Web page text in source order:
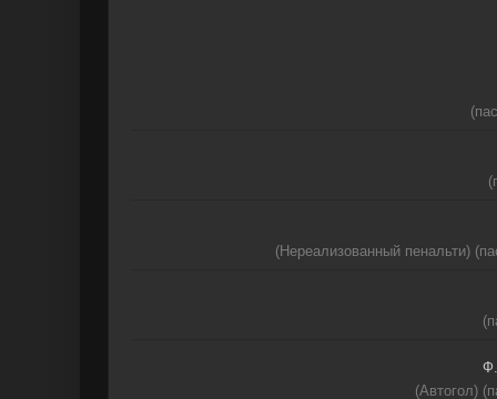
(Нереализованный пенальти)
(Автогол)